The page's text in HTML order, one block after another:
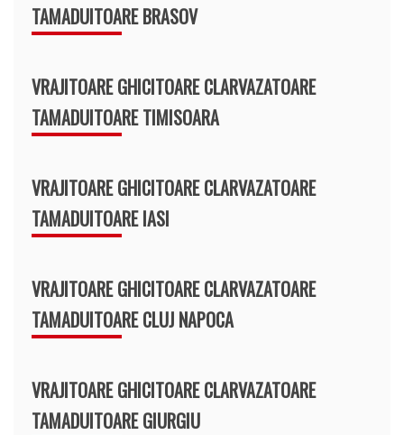
TAMADUITOARE BRASOV
VRAJITOARE GHICITOARE CLARVAZATOARE
TAMADUITOARE TIMISOARA
VRAJITOARE GHICITOARE CLARVAZATOARE
TAMADUITOARE IASI
VRAJITOARE GHICITOARE CLARVAZATOARE
TAMADUITOARE CLUJ NAPOCA
VRAJITOARE GHICITOARE CLARVAZATOARE
TAMADUITOARE GIURGIU